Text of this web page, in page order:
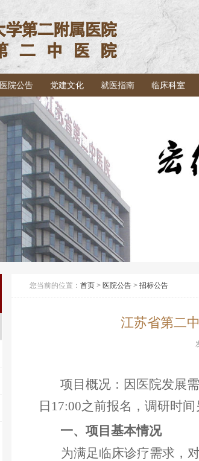
医院公告 党建文化 就医指南 临床科室
您当前的位置： 首页 > 医院公告 > 招标公告
江苏省第二
项目概况：因医院发展
日17:00之前报名，调研时间
一、 项目基本情况
为满足临床诊疗需求，